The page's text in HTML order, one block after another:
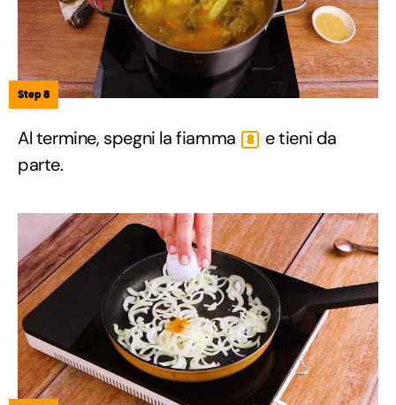
Step 8
Al termine, spegni la fiamma 8
e tieni da
parte.